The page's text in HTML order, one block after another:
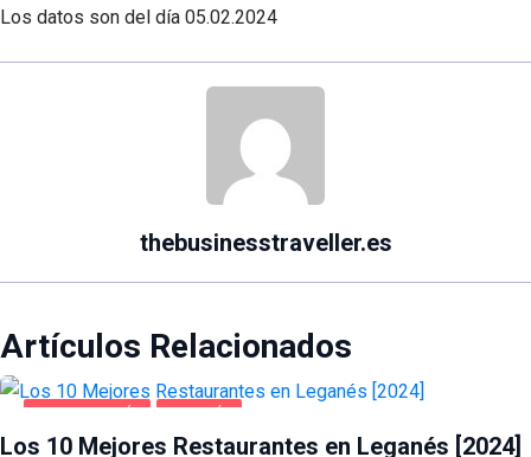
Los datos son del día 05.02.2024
thebusinesstraveller.es
Artículos Relacionados
Los 10 Mejores Restaurantes en Leganés [2024]